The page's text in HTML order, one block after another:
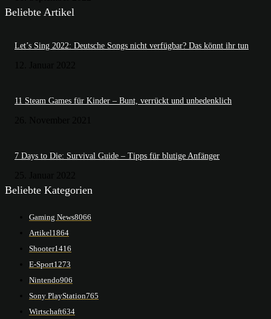
Beliebte Artikel
Let’s Sing 2022: Deutsche Songs nicht verfügbar? Das könnt ihr tun
11 Steam Games für Kinder – Bunt, verrückt und unbedenklich
7 Days to Die: Survival Guide – Tipps für blutige Anfänger
Beliebte Kategorien
Gaming News8066
Artikel1864
Shooter1416
E-Sport1273
Nintendo906
Sony PlayStation765
Wirtschaft634